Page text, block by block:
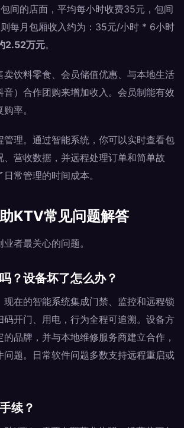
间的店面，平均每小时收费35元，包间
每月包厢收入约为：35元/小时 * 6小时
2.52万元。
卖饮料零食、会员储值优惠、与本地生活
音）合作团购来增加收入。会员制能有效
率。
管理。通过智能系统，你可以实时查看包
、营收数据，并远程处理订单和简单故
常管理的时间成本。
KTV常见问题解答
者最关心的问题。
？设备坏了怎么办？
现在的智能系统集成门禁、监控和远程锁
码开门、用电，行为全程可追溯。设备方
品牌，并与本地维修服务商建立合作，
问题。日常软件问题多数支持远程重启或
续？